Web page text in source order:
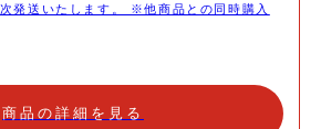
発送いたします。 ※他商品との同時購入
シュに、茶師自らが厳選した茶葉のみを使
じ茶の風味を引き立てる厳選した生クリ
めらかなトリュフに仕上げました。 石臼
商品の詳細を見る